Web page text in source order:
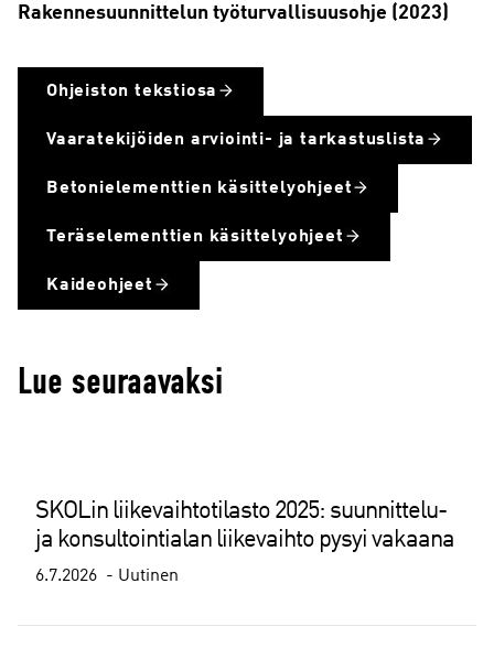
Rakennesuunnittelun työturvallisuusohje (2023)
Ohjeiston tekstiosa
Vaaratekijöiden arviointi- ja tarkastuslista
Betonielementtien käsittelyohjeet
Teräselementtien käsittelyohjeet
Kaideohjeet
Lue seuraavaksi
SKOLin liikevaihtotilasto 2025: suunnittelu-
ja konsultointialan liikevaihto pysyi vakaana
6.7.2026 Uutinen